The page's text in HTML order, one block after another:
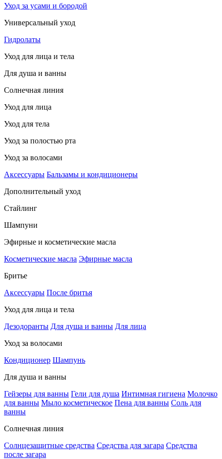
Уход за усами и бородой
Универсальный уход
Гидролаты
Уход для лица и тела
Для душа и ванны
Солнечная линия
Уход для лица
Уход для тела
Уход за полостью рта
Уход за волосами
Аксессуары Бальзамы и кондиционеры
Дополнительный уход
Стайлинг
Шампуни
Эфирные и косметические масла
Косметические масла Эфирные масла
Бритье
Аксессуары После бритья
Уход для лица и тела
Дезодоранты Для душа и ванны Для лица
Уход за волосами
Кондиционер Шампунь
Для душа и ванны
Гейзеры для ванны Гели для душа Интимная гигиена Молочко
для ванны Мыло косметическое Пена для ванны Соль для
ванны
Солнечная линия
Солнцезащитные средства Средства для загара Средства
после загара